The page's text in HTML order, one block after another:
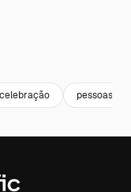
celebração pessoas